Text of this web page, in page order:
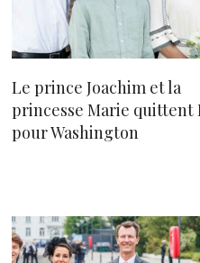
Le prince Joachim et la
princesse Marie quittent
pour Washington